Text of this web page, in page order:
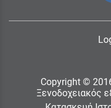
Copyright ©
Ξενοδοχειακός